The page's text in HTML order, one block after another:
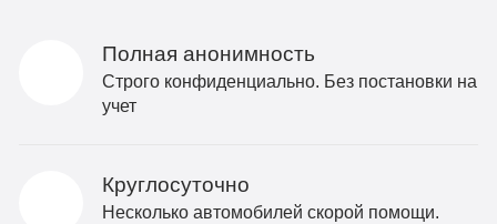
Полная анонимность
Строго конфиденциально. Без постановки на
учет
Круглосуточно
Несколько автомобилей скорой помощи.